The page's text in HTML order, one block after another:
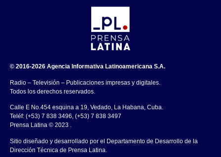
© 2016-2026 Agencia Informativa Latinoamericana S.A.
Radio – Televisión – Publicaciones impresas y digitales.
Todos los derechos reservados.
Calle E No.454 esquina a 19, Vedado, La Habana, Cuba.
Teléf: (+53) 7 838 3496, (+53) 7 838 3497
Prensa Latina © 2023 .
Sitio diseñado y desarrollado por el Departamento de Desarrollo de la
Dirección Técnica de Prensa Latina.